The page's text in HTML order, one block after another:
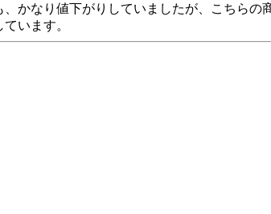
かなり値下がりしていましたが、こちらの
います。